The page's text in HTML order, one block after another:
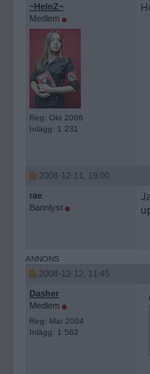
~HeInZ~
Medlem
Reg: Okt 2006
Inlägg: 1 231
2008-12-11, 19:00
rae
Bannlyst
2008-12-12, 11:45
Dasher
Medlem
Reg: Mar 2004
Inlägg: 1 562